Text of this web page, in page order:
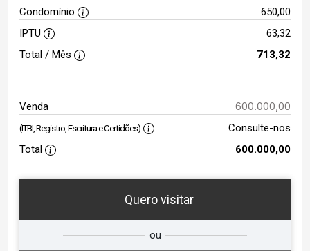
Condomínio
650,00
IPTU
63,32
Total / Mês
713,32
Venda 600.000,00
(ITBI, Registro, Escritura e Certidões)
Consulte-nos
Total
600.000,00
Quero visitar
ou
Qual o melhor dia e horário para
você?